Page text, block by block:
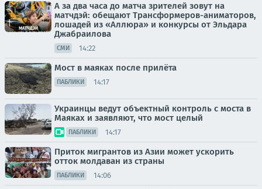
А за два часа до матча зрителей зовут на
матчдэй: обещают Трансформеров-аниматоров,
лошадей из «Аллюра» и конкурсы от Эльдара
Джабраилова
СМИ 14:22
Мост в маяках после прилёта
ПАБЛИКИ 14:17
Украинцы ведут объектный контроль с моста в
Маяках и заявляют, что мост целый
ПАБЛИКИ 14:17
Приток мигрантов из Азии может ускорить
отток молдаван из страны
ПАБЛИКИ 14:06